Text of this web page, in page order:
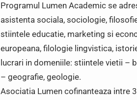
Programul Lumen Academic se
asistenta sociala, sociologie,
stiintele educatie, marketing si
europeana, filologie lingvistica,
lucrari in domeniile: stiintele vietii –
– geografie, geologie.
Asociatia Lumen cofinanteaza intre